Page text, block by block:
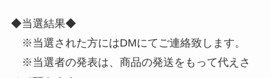
◆当選結果◆
※当選された方にはDMにてご連絡致します。
※当選者の発表は、商品の発送をもって代えさ